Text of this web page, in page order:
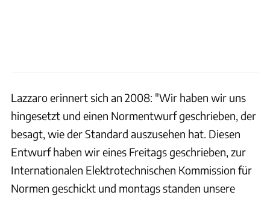
Lazzaro erinnert sich an 2008: "Wir haben wir uns
hingesetzt und einen Normentwurf geschrieben, der
besagt, wie der Standard auszusehen hat. Diesen
Entwurf haben wir eines Freitags geschrieben, zur
Internationalen Elektrotechnischen Kommission für
Normen geschickt und montags standen unsere